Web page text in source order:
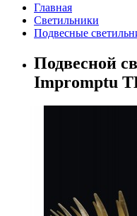
Главная
Светильники
Подвесные
Подвесной
Impromptu